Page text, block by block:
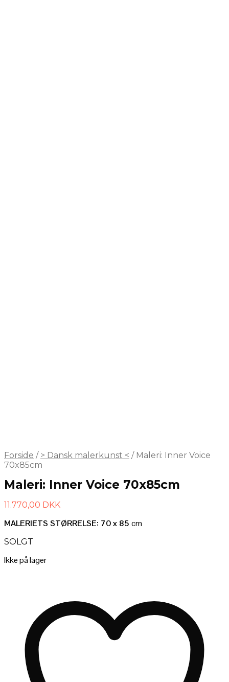
Forside / > Dansk malerkunst < /Maleri: Inner Voice
70x85cm
Maleri: Inner Voice 70x85cm
11.770,00 DKK
MALERIETS STØRRELSE: 70 x 85 cm
SOLGT
Ikke på lager